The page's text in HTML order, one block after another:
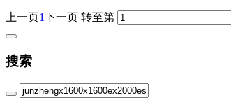
上一页1下一页 转至第
搜索